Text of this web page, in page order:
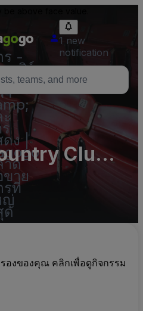
ร -
เสิร์ต
ร
า
ะ
ดง |
าด
าย
รที่
ญ่
ด
1 new
notification
Club
(InActive)
องของคุณ คลิกเพื่อดูกิจกรรม